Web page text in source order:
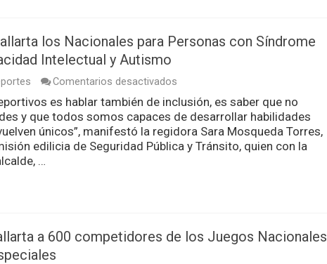
los Nacionales para Personas con Síndrome
Intelectual y Autismo
Comentarios desactivadosen
Puerto
Vallarta
los
Nacionales
para
Intelectual
es hablar también de inclusión, es saber que no
y que todos somos capaces de desarrollar habilidades
únicos”, manifestó la regidora Sara Mosqueda Torres,
edilicia de Seguridad Pública y Tránsito, quien con la
…
a 600 competidores de los Juegos Nacionales